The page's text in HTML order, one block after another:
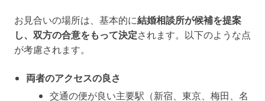
お見合いの場所は、基本的に結婚相談所が候補を提案
し、双方の合意をもって決定されます。以下のような点
が考慮されます。
両者のアクセスの良さ
交通の便が良い主要駅（新宿、東京、梅田、名